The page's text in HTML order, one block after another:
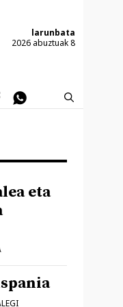
larunbata
2026 abuztuak 8
eta